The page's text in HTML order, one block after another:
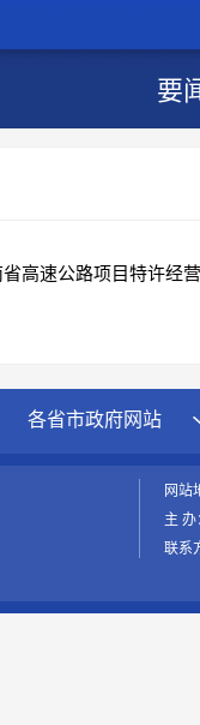
要
高速公路项目特许经
各省市政府网站
网站
主
联系